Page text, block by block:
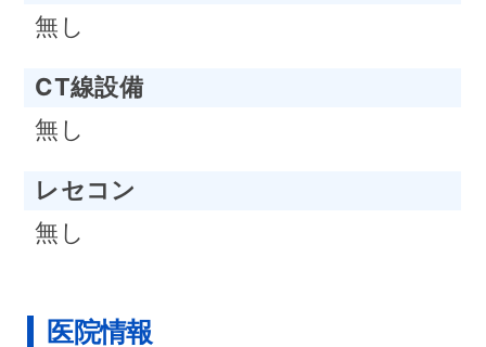
無し
CT線設備
無し
レセコン
無し
医院情報